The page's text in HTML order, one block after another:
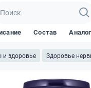
и здоровье Здоровье
Состав